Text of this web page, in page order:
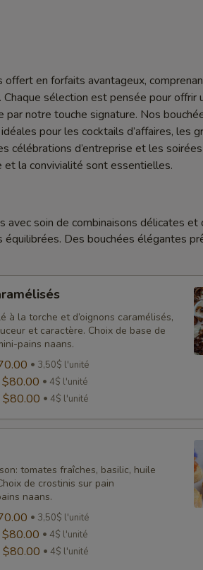
en forfaits avantageux,
Chaque sélection est pensée pour offrir
par notre touche signature. Nos
pour les cocktails d’affaires, les
célébrations d’entreprise et les
et la convivialité sont essentielles.
avec soin de combinaisons délicates et
équilibrées. Des bouchées élégantes
à la torche et d’oignons caramélisés,
et caractère. Choix de base de
pains naans.
3,50$ l'unité
$80.00 4$ l'unité
$80.00 4$ l'unité
tomates fraîches, basilic, huile
de crostinis sur pain
naans.
3,50$ l'unité
$80.00 4$ l'unité
$80.00 4$ l'unité